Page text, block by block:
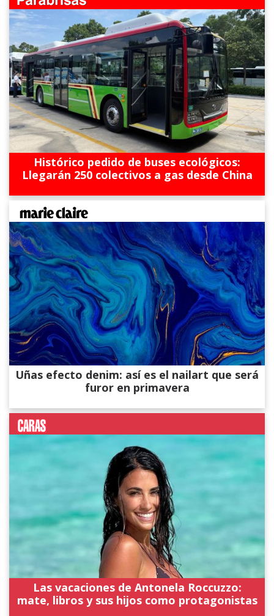
Histórico pedido de buses ecológicos:
Llegarán 250 colectivos a gas desde China
Uñas efecto denim: así es el nailart que será
furor en primavera
Las vacaciones de Antonela Roccuzzo:
mate, libros y sus hijos como protagonistas